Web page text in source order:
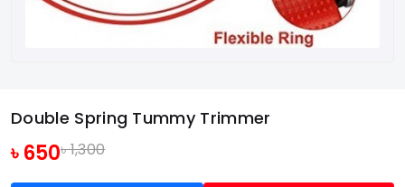
Double Spring Tummy Trimmer
৳ 650৳ 1,300